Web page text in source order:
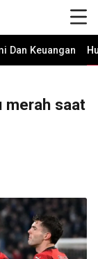
Dan Keuangan
merah saat